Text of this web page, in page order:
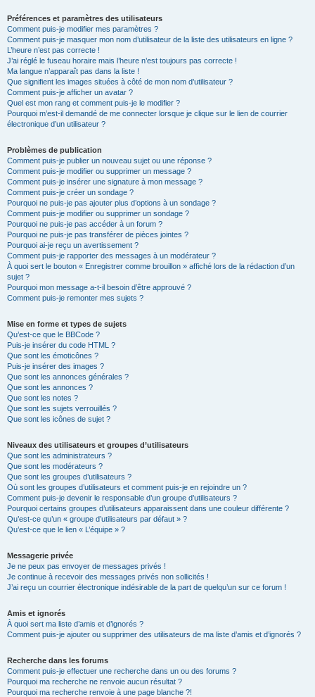
Préférences et paramètres des utilisateurs
Comment puis-je modifier mes paramètres ?
Comment puis-je masquer mon nom d’utilisateur de la liste des utilisateurs en ligne ?
L’heure n’est pas correcte !
J’ai réglé le fuseau horaire mais l’heure n’est toujours pas correcte !
Ma langue n’apparaît pas dans la liste !
Que signifient les images situées à côté de mon nom d’utilisateur ?
Comment puis-je afficher un avatar ?
Quel est mon rang et comment puis-je le modifier ?
Pourquoi m’est-il demandé de me connecter lorsque je clique sur le lien de courrier
électronique d’un utilisateur ?
Problèmes de publication
Comment puis-je publier un nouveau sujet ou une réponse ?
Comment puis-je modifier ou supprimer un message ?
Comment puis-je insérer une signature à mon message ?
Comment puis-je créer un sondage ?
Pourquoi ne puis-je pas ajouter plus d’options à un sondage ?
Comment puis-je modifier ou supprimer un sondage ?
Pourquoi ne puis-je pas accéder à un forum ?
Pourquoi ne puis-je pas transférer de pièces jointes ?
Pourquoi ai-je reçu un avertissement ?
Comment puis-je rapporter des messages à un modérateur ?
À quoi sert le bouton « Enregistrer comme brouillon » affiché lors de la rédaction d’un
sujet ?
Pourquoi mon message a-t-il besoin d’être approuvé ?
Comment puis-je remonter mes sujets ?
Mise en forme et types de sujets
Qu’est-ce que le BBCode ?
Puis-je insérer du code HTML ?
Que sont les émoticônes ?
Puis-je insérer des images ?
Que sont les annonces générales ?
Que sont les annonces ?
Que sont les notes ?
Que sont les sujets verrouillés ?
Que sont les icônes de sujet ?
Niveaux des utilisateurs et groupes d’utilisateurs
Que sont les administrateurs ?
Que sont les modérateurs ?
Que sont les groupes d’utilisateurs ?
Où sont les groupes d’utilisateurs et comment puis-je en rejoindre un ?
Comment puis-je devenir le responsable d’un groupe d’utilisateurs ?
Pourquoi certains groupes d’utilisateurs apparaissent dans une couleur différente ?
Qu’est-ce qu’un « groupe d’utilisateurs par défaut » ?
Qu’est-ce que le lien « L’équipe » ?
Messagerie privée
Je ne peux pas envoyer de messages privés !
Je continue à recevoir des messages privés non sollicités !
J’ai reçu un courrier électronique indésirable de la part de quelqu’un sur ce forum !
Amis et ignorés
À quoi sert ma liste d’amis et d’ignorés ?
Comment puis-je ajouter ou supprimer des utilisateurs de ma liste d’amis et d’ignorés ?
Recherche dans les forums
Comment puis-je effectuer une recherche dans un ou des forums ?
Pourquoi ma recherche ne renvoie aucun résultat ?
Pourquoi ma recherche renvoie à une page blanche ?!